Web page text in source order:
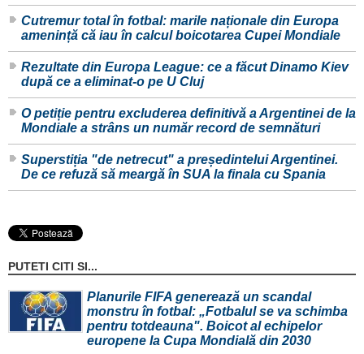
Cutremur total în fotbal: marile naționale din Europa
amenință că iau în calcul boicotarea Cupei Mondiale
Rezultate din Europa League: ce a făcut Dinamo Kiev
după ce a eliminat-o pe U Cluj
O petiție pentru excluderea definitivă a Argentinei de la
Mondiale a strâns un număr record de semnături
Superstiția "de netrecut" a președintelui Argentinei.
De ce refuză să meargă în SUA la finala cu Spania
PUTETI CITI SI...
Planurile FIFA generează un scandal
monstru în fotbal: „Fotbalul se va schimba
pentru totdeauna". Boicot al echipelor
europene la Cupa Mondială din 2030